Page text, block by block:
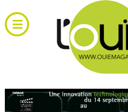
au
contenu
Toggle
Navigation